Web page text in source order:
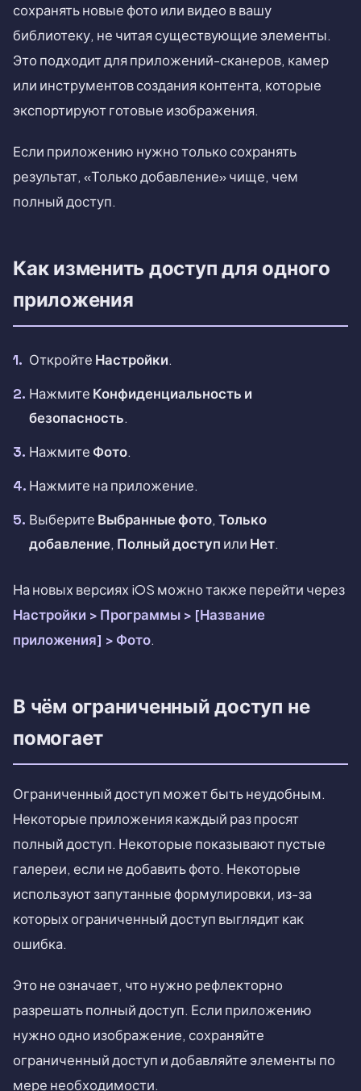
сохранять новые фото или видео в вашу
библиотеку, не читая существующие элементы.
Это подходит для приложений-сканеров, камер
или инструментов создания контента, которые
экспортируют готовые изображения.
Если приложению нужно только сохранять
результат, «Только добавление» чище, чем
полный доступ.
Как изменить доступ для одного
приложения
Откройте Настройки.
Нажмите Конфиденциальность и
безопасность.
Нажмите Фото.
Нажмите на приложение.
Выберите Выбранные фото, Только
добавление, Полный доступ или Нет.
На новых версиях iOS можно также перейти через
Настройки > Программы > [Название
приложения] > Фото.
В чём ограниченный доступ не
помогает
Ограниченный доступ может быть неудобным.
Некоторые приложения каждый раз просят
полный доступ. Некоторые показывают пустые
галереи, если не добавить фото. Некоторые
используют запутанные формулировки, из-за
которых ограниченный доступ выглядит как
ошибка.
Это не означает, что нужно рефлекторно
разрешать полный доступ. Если приложению
нужно одно изображение, сохраняйте
ограниченный доступ и добавляйте элементы по
мере необходимости.